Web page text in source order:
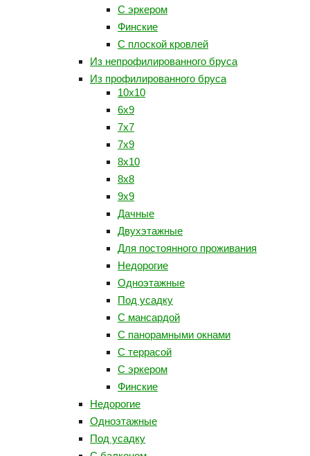
С эркером
Финские
С плоской кровлей
Из непрофилированного бруса
Из профилированного бруса
10х10
6х9
7х7
7х9
8х10
8х8
9х9
Дачные
Двухэтажные
Для постоянного проживания
Недорогие
Одноэтажные
Под усадку
С мансардой
С панорамными окнами
С террасой
С эркером
Финские
Недорогие
Одноэтажные
Под усадку